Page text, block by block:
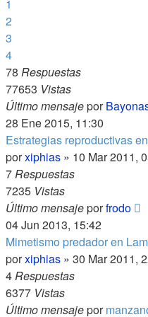
1
2
3
4
78 Respuestas
77653 Vistas
Último mensajepor
28 Ene 2015, 11:30
Estrategias reproductivas
porxiphias » 10 Mar 2011,
7Respuestas
7235 Vistas
Último mensajeporfrodo
04 Jun 2013, 15:42
Mimetismo predador en
porxiphias » 30 Mar 2011,
4Respuestas
6377 Vistas
Último mensajepor